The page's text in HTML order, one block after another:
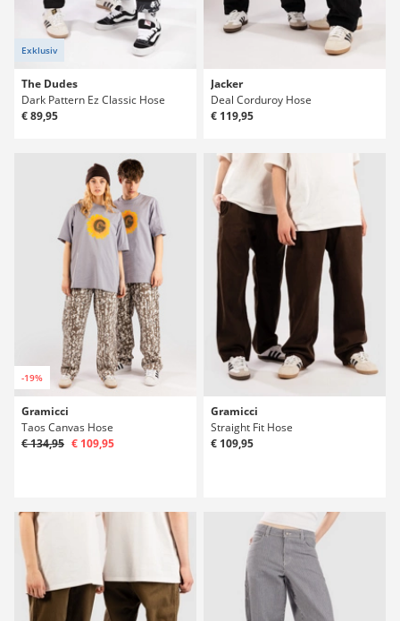
Exklusiv
The Dudes
Dark Pattern Ez Classic Hose
€ 89,95
Jacker
Deal Corduroy Hose
€ 119,95
-19%
Gramicci
Taos Canvas Hose
€ 134,95 € 109,95
Gramicci
Straight Fit Hose
€ 109,95